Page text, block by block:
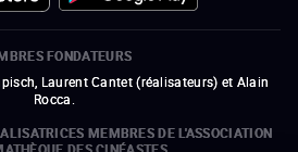
FONDATEURS
Laurent Cantet (réalisateurs) et Alain
Rocca.
MEMBRES DE L'ASSOCIATION